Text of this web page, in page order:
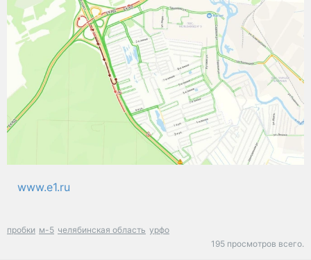
www.e1.ru
пробки м-5 челябинская область урфо
195 просмотров всего.